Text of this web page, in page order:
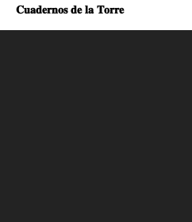
𝐂𝐮𝐚𝐝𝐞𝐫𝐧𝐨𝐬 𝐝𝐞 𝐥𝐚 𝐓𝐨𝐫𝐫𝐞